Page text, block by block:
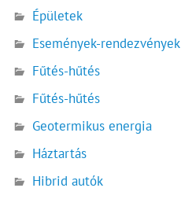
Épületek
Események-rendezvények
Fűtés-hűtés
Fűtés-hűtés
Geotermikus energia
Háztartás
Hibrid autók